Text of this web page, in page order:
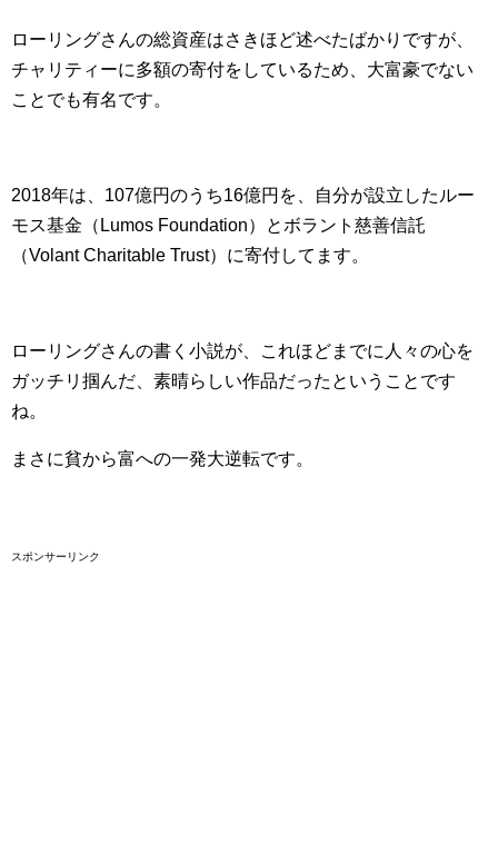
ローリングさんの総資産はさきほど述べたばかりですが、
チャリティーに多額の寄付をしているため、大富豪でない
ことでも有名です。
2018年は、107億円のうち16億円を、自分が設立したルー
モス基金（Lumos Foundation）とボラント慈善信託
（Volant Charitable Trust）に寄付してます。
ローリングさんの書く小説が、これほどまでに人々の心を
ガッチリ掴んだ、素晴らしい作品だったということです
ね。
まさに貧から富への一発大逆転です。
スポンサーリンク